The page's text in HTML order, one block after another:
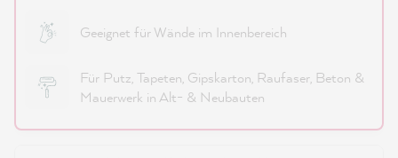
Geeignet für Wände im Innenbereich
Für Putz, Tapeten, Gipskarton, Raufaser, Beton &
Mauerwerk in Alt- & Neubauten